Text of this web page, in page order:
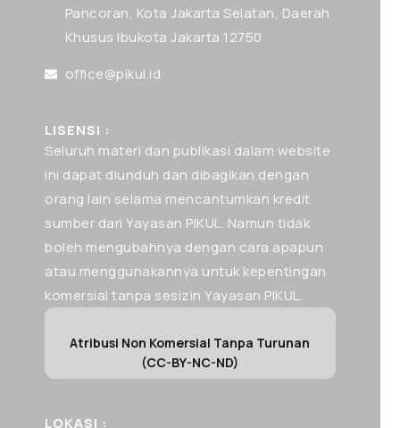
Pancoran, Kota Jakarta Selatan, Daerah
Khusus Ibukota Jakarta 12750
office@pikul.id
LISENSI :
Seluruh materi dan publikasi dalam website
ini dapat diunduh dan dibagikan dengan
orang lain selama mencantumkan kredit
sumber dari Yayasan PIKUL. Namun tidak
boleh mengubahnya dengan cara apapun
atau menggunakannya untuk kepentingan
komersial tanpa sesizin Yayasan PIKUL.
Atribusi Non Komersial Tanpa Turunan
(CC-BY-NC-ND)
LOKASI :